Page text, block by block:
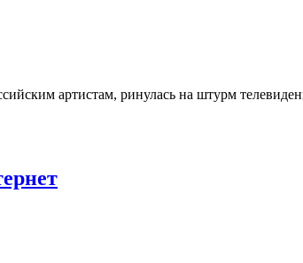
артистам, ринулась на штурм